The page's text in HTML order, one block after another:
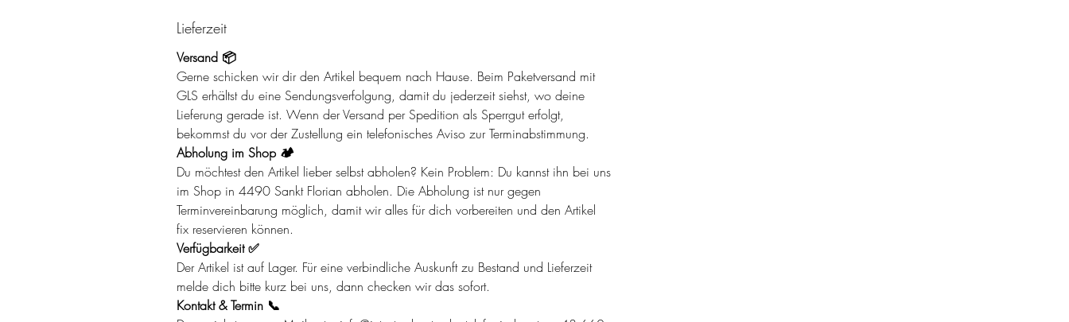
Lieferzeit
Versand 📦
Gerne schicken wir dir den Artikel bequem nach Hause. Beim Paketversand mit
GLS erhältst du eine Sendungsverfolgung, damit du jederzeit siehst, wo deine
Lieferung gerade ist. Wenn der Versand per Spedition als Sperrgut erfolgt,
bekommst du vor der Zustellung ein telefonisches Aviso zur Terminabstimmung.
Abholung im Shop 🏕️
Du möchtest den Artikel lieber selbst abholen? Kein Problem: Du kannst ihn bei uns
im Shop in 4490 Sankt Florian abholen. Die Abholung ist nur gegen
Terminvereinbarung möglich, damit wir alles für dich vorbereiten und den Artikel
fix reservieren können.
Verfügbarkeit ✅
Der Artikel ist auf Lager. Für eine verbindliche Auskunft zu Bestand und Lieferzeit
melde dich bitte kurz bei uns, dann checken wir das sofort.
Kontakt & Termin 📞